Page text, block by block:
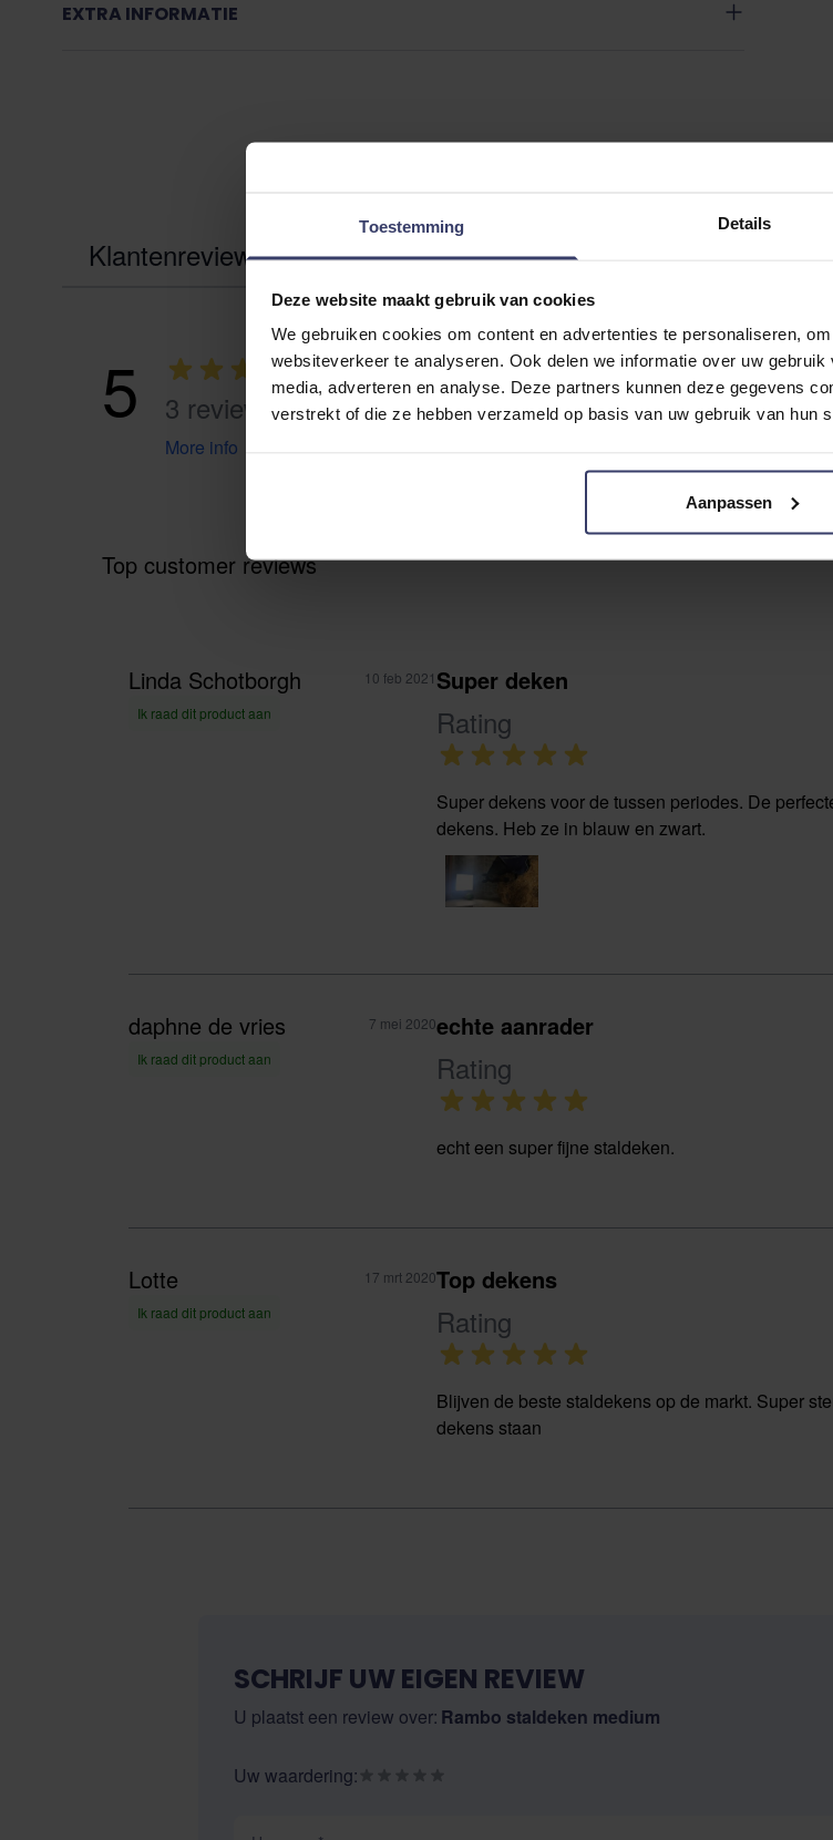
Toestemming Details
Deze website maakt gebruik van cookies
We gebruiken cookies om content en advertenties te personaliseren,
websiteverkeer te analyseren. Ook delen we informatie over uw
media, adverteren en analyse. Deze partners kunnen deze gegevens
verstrekt of die ze hebben verzameld op basis van uw gebruik van hun
Aanpassen
EXTRA INFORMATIE
Klantenreviews
5 3 reviews
More info
Top customer reviews
Linda Schotborgh
10 feb 2021
Ik raad dit product aan
Super deken
Rating
Super dekens voor de tussen periodes. De
dekens. Heb ze in blauw en zwart.
daphne de vries
7 mei 2020
Ik raad dit product aan
echte aanrader
Rating
echt een super fijne staldeken.
Lotte
17 mrt 2020
Ik raad dit product aan
Top dekens
Rating
Blijven de beste staldekens op de markt. Super
dekens staan
SCHRIJF UW EIGEN REVIEW
U plaatst een review over: Rambo staldeken medium
Uw waardering: